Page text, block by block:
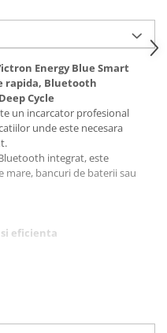
Energy Blue Smart
rapida, Bluetooth
Cycle
un incarcator profesional
unde este necesara
integrat, este
bancuri de baterii sau
eficienta
de pana la patru ori
eficienta.